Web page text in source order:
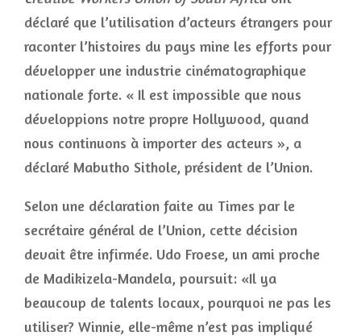
déclaré que l’utilisation d’acteurs étrangers pour
raconter l’histoires du pays mine les efforts pour
développer une industrie cinématographique
nationale forte. « Il est impossible que nous
développions notre propre Hollywood, quand
nous continuons à importer des acteurs », a
déclaré Mabutho Sithole, président de l’Union.
Selon une déclaration faite au Times par le
secrétaire général de l’Union, cette décision
devait être infirmée. Udo Froese, un ami proche
de Madikizela-Mandela, poursuit: «Il ya
beaucoup de talents locaux, pourquoi ne pas les
utiliser? Winnie, elle-même n’est pas impliqué